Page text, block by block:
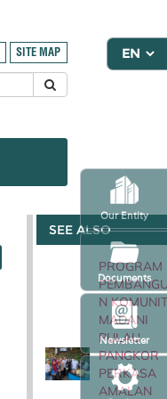
Newsletter
Our Entity
Documents
SITE MAP
SEE ALSO
PROGRAM
N
MADANI
PULAU
PANGKOR
PERKASA
AMALAN